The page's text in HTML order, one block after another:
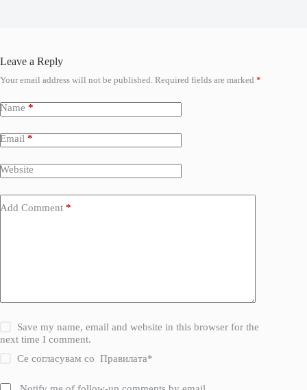
Leave a Reply
Your email address will not be published. Required fields are marked *
Name *
Email *
Website
Add Comment *
Save my name, email and website in this browser for the
next time I comment.
Се согласувам соПравилата*